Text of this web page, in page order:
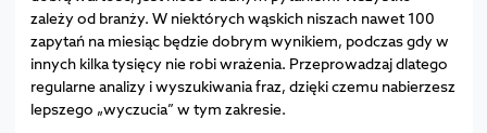
zależy od branży. W niektórych wąskich niszach nawet 100
zapytań na miesiąc będzie dobrym wynikiem, podczas gdy w
innych kilka tysięcy nie robi wrażenia. Przeprowadzaj dlatego
regularne analizy i wyszukiwania fraz, dzięki czemu nabierzesz
lepszego „wyczucia” w tym zakresie.